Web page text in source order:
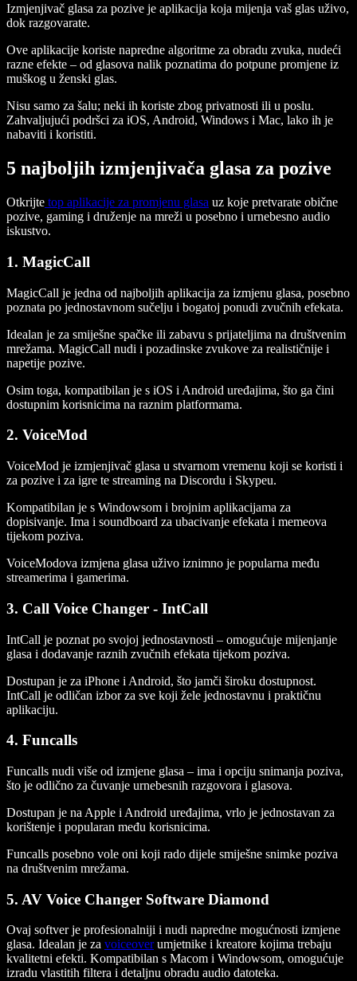
Izmjenjivač glasa za pozive je aplikacija koja mijenja vaš glas uživo,
dok razgovarate.
Ove aplikacije koriste napredne algoritme za obradu zvuka, nudeći
razne efekte – od glasova nalik poznatima do potpune promjene iz
muškog u ženski glas.
Nisu samo za šalu; neki ih koriste zbog privatnosti ili u poslu.
Zahvaljujući podršci za iOS, Android, Windows i Mac, lako ih je
nabaviti i koristiti.
5 najboljih izmjenjivača glasa za pozive
Otkrijte top aplikacije za promjenu glasa uz koje pretvarate obične
pozive, gaming i druženje na mreži u posebno i urnebesno audio
iskustvo.
1. MagicCall
MagicCall je jedna od najboljih aplikacija za izmjenu glasa, posebno
poznata po jednostavnom sučelju i bogatoj ponudi zvučnih efekata.
Idealan je za smiješne spačke ili zabavu s prijateljima na društvenim
mrežama. MagicCall nudi i pozadinske zvukove za realističnije i
napetije pozive.
Osim toga, kompatibilan je s iOS i Android uređajima, što ga čini
dostupnim korisnicima na raznim platformama.
2. VoiceMod
VoiceMod je izmjenjivač glasa u stvarnom vremenu koji se koristi i
za pozive i za igre te streaming na Discordu i Skypeu.
Kompatibilan je s Windowsom i brojnim aplikacijama za
dopisivanje. Ima i soundboard za ubacivanje efekata i memeova
tijekom poziva.
VoiceModova izmjena glasa uživo iznimno je popularna među
streamerima i gamerima.
3. Call Voice Changer - IntCall
IntCall je poznat po svojoj jednostavnosti – omogućuje mijenjanje
glasa i dodavanje raznih zvučnih efekata tijekom poziva.
Dostupan je za iPhone i Android, što jamči široku dostupnost.
IntCall je odličan izbor za sve koji žele jednostavnu i praktičnu
aplikaciju.
4. Funcalls
Funcalls nudi više od izmjene glasa – ima i opciju snimanja poziva,
što je odlično za čuvanje urnebesnih razgovora i glasova.
Dostupan je na Apple i Android uređajima, vrlo je jednostavan za
korištenje i popularan među korisnicima.
Funcalls posebno vole oni koji rado dijele smiješne snimke poziva
na društvenim mrežama.
5. AV Voice Changer Software Diamond
Ovaj softver je profesionalniji i nudi napredne mogućnosti izmjene
glasa. Idealan je za voiceoverumjetnike i kreatore kojima trebaju
kvalitetni efekti. Kompatibilan s Macom i Windowsom, omogućuje
izradu vlastitih filtera i detaljnu obradu audio datoteka.